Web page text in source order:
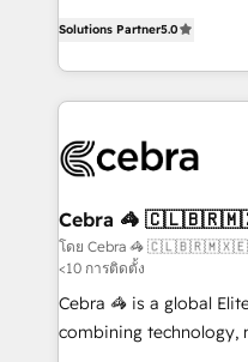
developers, designers,
aspects of your HubSpot. ✨ 400+ global
100+ seamless
implementations, and
CS: 245% organic
full-funnel HubSpot
boost with a new HubSpot site
🏆 HubSpot Platform
Clutch HubSpot Global
Solutions Partner5.0
Cebra 🦓
โดย Cebra 🦓
<10 การติดตั้ง
Cebra 🦓 is a global
combining technology,